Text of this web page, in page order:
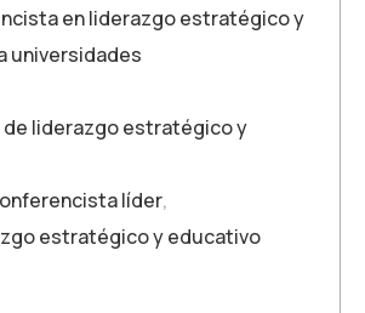
en liderazgo estratégico y
universidades
liderazgo estratégico y
líder,
estratégico y educativo